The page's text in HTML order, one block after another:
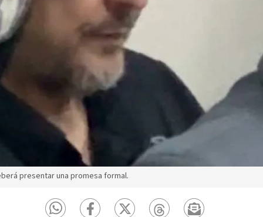
presentar una promesa formal.